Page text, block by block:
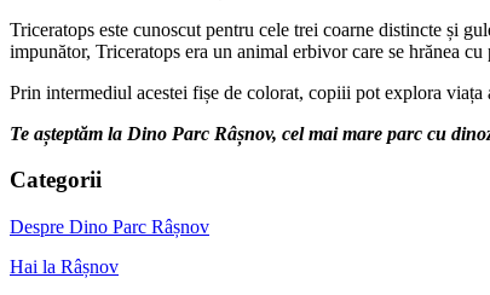
Triceratops este cunoscut pentru cele trei coarne distincte și
impunător, Triceratops era un animal erbivor care se hrănea
Prin intermediul acestei fișe de colorat, copiii pot explora
Te așteptăm la Dino Parc Râșnov, cel mai mare parc cu
Categorii
Despre Dino Parc Râșnov
Hai la Râșnov